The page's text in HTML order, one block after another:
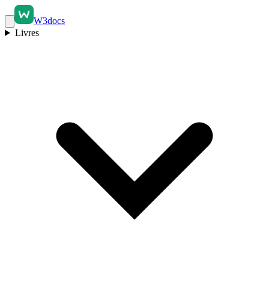
W3docs
Livres